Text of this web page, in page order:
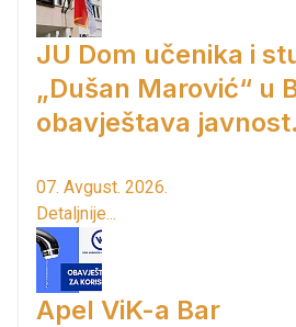
JU Dom učenika i
„Dušan Marović“ u
obavještava
07. Avgust. 2026.
Detaljnije...
Apel ViK-a Bar